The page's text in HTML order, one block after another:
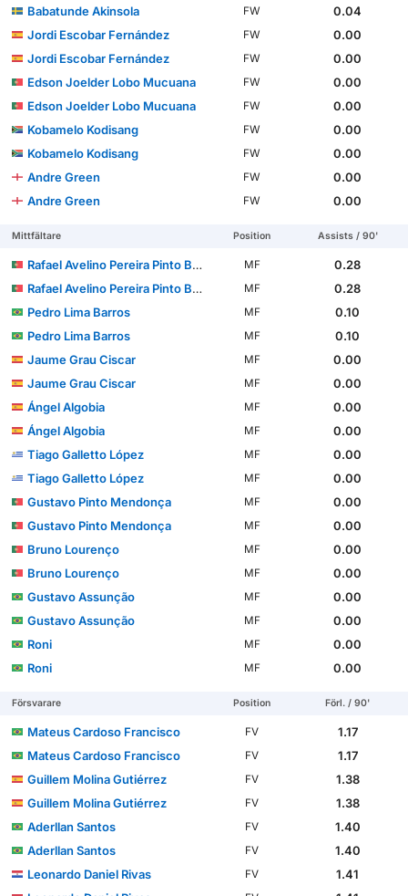
Babatunde Akinsola
FW
0.04
Jordi Escobar Fernández
FW
0.00
Jordi Escobar Fernández
FW
0.00
Edson Joelder Lobo Mucuana
FW
0.00
Edson Joelder Lobo Mucuana
FW
0.00
Kobamelo Kodisang
FW
0.00
Kobamelo Kodisang
FW
0.00
Andre Green
FW
0.00
Andre Green
FW 0.00
Mittfältare Position Assists / 90'
Rafael Avelino Pereira Pinto Barbosa MF
0.28
Rafael Avelino Pereira Pinto Barbosa
MF
0.28
Pedro Lima Barros
MF
0.10
Pedro Lima Barros
MF
0.10
Jaume Grau Ciscar
MF
0.00
Jaume Grau Ciscar
MF
0.00
Ángel Algobia
MF
0.00
Ángel Algobia
MF
0.00
Tiago Galletto López
MF
0.00
Tiago Galletto López
MF
0.00
Gustavo Pinto Mendonça
MF
0.00
Gustavo Pinto Mendonça
MF
0.00
Bruno Lourenço
MF
0.00
Bruno Lourenço
MF
0.00
Gustavo Assunção
MF
0.00
Gustavo Assunção
MF
0.00
Roni
MF
0.00
Roni
MF 0.00
Försvarare Position Förl. / 90'
Mateus Cardoso Francisco FV
1.17
Mateus Cardoso Francisco
FV
1.17
Guillem Molina Gutiérrez
FV
1.38
Guillem Molina Gutiérrez
FV
1.38
Aderllan Santos
FV
1.40
Aderllan Santos
FV
1.40
Leonardo Daniel Rivas
FV
1.41